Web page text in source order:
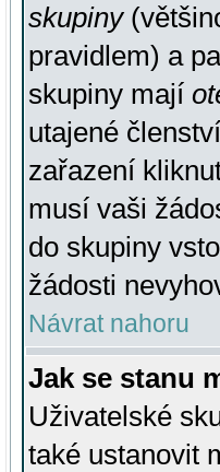
skupiny
pravidlem) a
skupiny mají
utajené
zařazení
musí vaši
do skupiny
žádosti
Návrat nahoru
Jak se stanu
Uživatelské
také ustanovit